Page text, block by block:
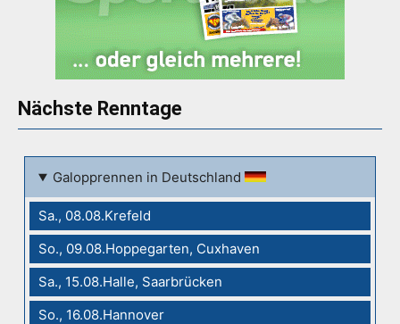
Nächste Renntage
Galopprennen in Deutschland
Sa., 08.08.Krefeld
So., 09.08.Hoppegarten, Cuxhaven
Sa., 15.08.Halle, Saarbrücken
So., 16.08.Hannover